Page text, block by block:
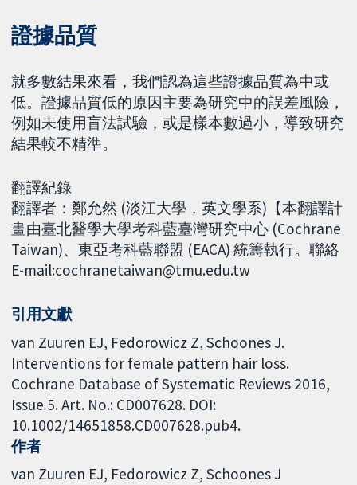
證據品質
就多數結果來看，我們認為這些證據品質為中或
低。證據品質低的原因主要為研究中的誤差風險，
例如未使用盲法試驗，或是樣本數過小，導致研究
結果較不精準。
翻譯紀錄
翻譯者：鄭允然 (淡江大學，英文學系)【本翻譯計
畫由臺北醫學大學考科藍臺灣研究中心 (Cochrane
Taiwan)、東亞考科藍聯盟 (EACA) 統籌執行。聯絡
E-mail:cochranetaiwan@tmu.edu.tw
引用文獻
van Zuuren EJ, Fedorowicz Z, Schoones J.
Interventions for female pattern hair loss.
Cochrane Database of Systematic Reviews 2016,
Issue 5. Art. No.: CD007628. DOI:
10.1002/14651858.CD007628.pub4.
作者
van Zuuren EJ Fedorowicz Z Schoones J